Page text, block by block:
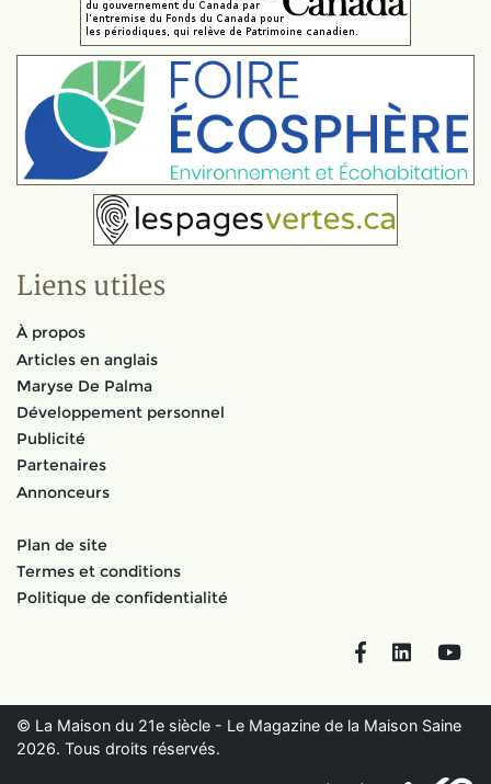
Liens utiles
À propos
Articles en anglais
Maryse De Palma
Développement personnel
Publicité
Partenaires
Annonceurs
Plan de site
Termes et conditions
Politique de confidentialité
FacebookLinkedIn
© La Maison du 21e siècle - Le Magazine de la Maison Saine
2026. Tous droits réservés.